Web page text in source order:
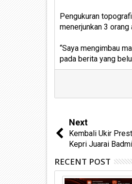
Pengukuran
menerjunkan 3
“Saya mengimbau
pada berita yang
Next
Kembali Ukir
Kepri Juarai
RECENT POST